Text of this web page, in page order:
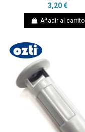
3,20 €
Añadir al carrito